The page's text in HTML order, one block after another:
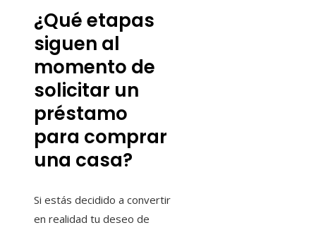
¿Qué etapas
siguen al
momento de
solicitar un
préstamo
para comprar
una casa?
Si estás decidido a convertir
en realidad tu deseo de